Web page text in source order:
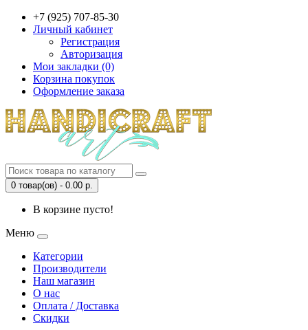
+7 (925) 707-85-30
Личный кабинет
Регистрация
Авторизация
Мои закладки (0)
Корзина покупок
Оформление заказа
0 товар(ов) - 0.00 р.
В корзине пусто!
Меню
Категории
Производители
Наш магазин
О нас
Оплата / Доставка
Скидки